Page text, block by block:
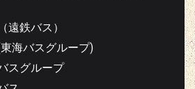
遠鉄バス）
海バスグループ)
スグループ